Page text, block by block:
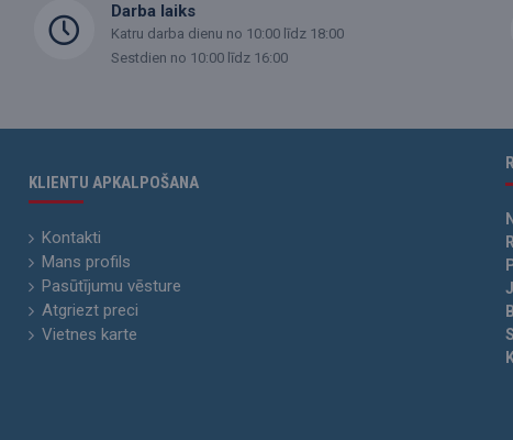
Darba laiks
Katru darba dienu no 10:00 līdz 18:00
Sestdien no 10:00 līdz 16:00
KLIENTU APKALPOŠANA
Kontakti
Mans profils
Pasūtījumu vēsture
Atgriezt preci
Vietnes karte